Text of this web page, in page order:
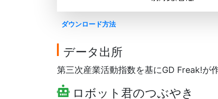
ダウンロード方法
データ出所
第三次産業活動指数を基にGD Freak!が
ロボット君のつぶやき